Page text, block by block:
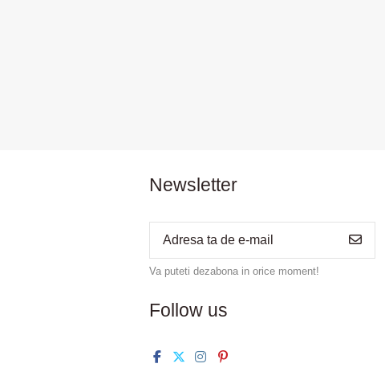
Newsletter
Va puteti dezabona in orice moment!
Follow us